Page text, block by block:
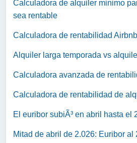
Calculadora de alquiler minimo
sea rentable
Calculadora de rentabilidad
Alquiler larga temporada vs
Calculadora avanzada de
Calculadora de rentabilidad de
El euribor subiÃ³ en abril hasta el
Mitad de abril de 2.026: Euribor al